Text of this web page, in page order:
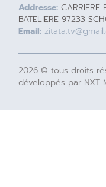
Addresse: CARRIERE
BATELIERE 97233
Email:
2026 © tous droits
développés par NXT